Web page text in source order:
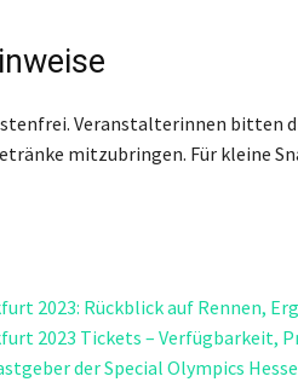
Veranstalterinnen bitten
mitzubringen. Für kleine
2023: Rückblick auf Rennen,
2023 Tickets – Verfügbarkeit,
der Special Olympics